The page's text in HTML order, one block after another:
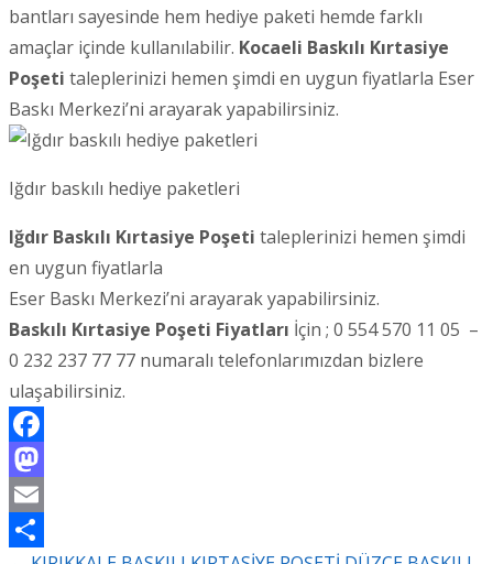
bantları sayesinde hem hediye paketi hemde farklı
amaçlar içinde kullanılabilir. Kocaeli Baskılı Kırtasiye
Poşeti taleplerinizi hemen şimdi en uygun fiyatlarla Eser
Baskı Merkezi’ni arayarak yapabilirsiniz.
Iğdır baskılı hediye paketleri
Iğdır Baskılı Kırtasiye Poşeti taleplerinizi hemen şimdi
en uygun fiyatlarla
Eser Baskı Merkezi’ni arayarak yapabilirsiniz.
Baskılı Kırtasiye Poşeti Fiyatları İçin ; 0 554 570 11 05 –
0 232 237 77 77 numaralı telefonlarımızdan bizlere
ulaşabilirsiniz.
Facebook
Mastodon
Email